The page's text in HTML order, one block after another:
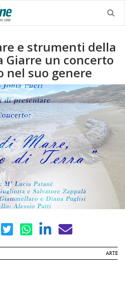
e strumenti della
Giarre un concerto
nel suo genere
ARTE